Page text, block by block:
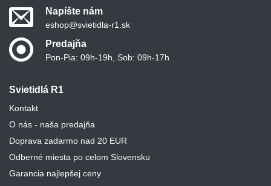
Svietidlá R1
Kontakt
O nás - naša predajňa
Doprava zadarmo nad 20 EUR
Odberné miesta po celom Slovensku
Garancia najlepšej ceny
Napíšte nám
eshop@svietidla-r1.sk
Predajňa
Pon-Pia: 09h-19h, Sob: 09h-17h